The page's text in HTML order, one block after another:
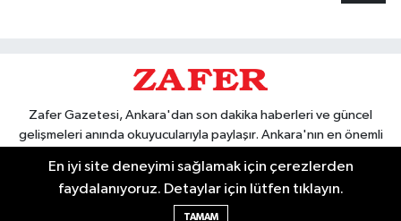
Zafer Gazetesi, Ankara'dan son dakika haberleri ve güncel
gelişmeleri anında okuyucularıyla paylaşır. Ankara'nın en önemli
Gazetesi'ni takip edin. Başkentin güvendiği haber kaynağı.
En iyi site deneyimi sağlamak için çerezlerden
faydalanıyoruz. Detaylar için lütfen tıklayın.
TAMAM